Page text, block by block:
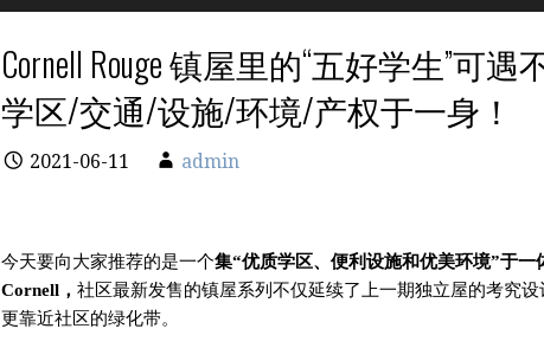
Cornell Rouge 镇屋里的“五好学生”可
学区/交通/设施/环境/产权于一身！
2021-06-11 admin
今天要向大家推荐的是一个集“优质学区、便利设施和优美环境”于一
Cornell， 社区最新发售的镇屋系列不仅延续了上一期独立屋的考究设
更靠近社区的绿化带。